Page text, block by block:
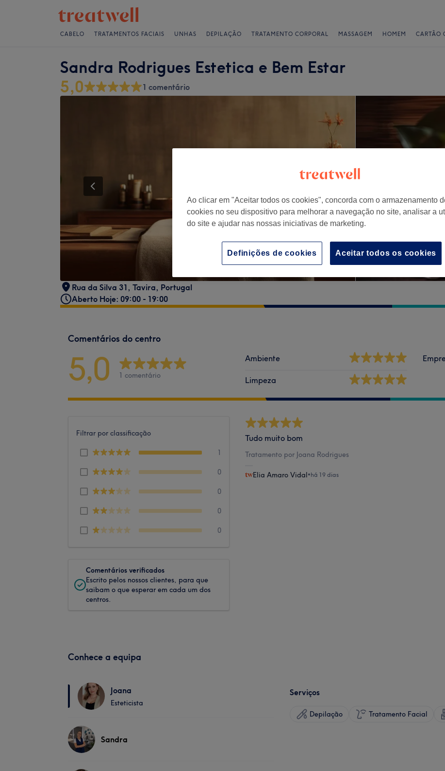
CABELO TRATAMENTOS FACIAIS UNHAS DEPILAÇÃO TRATAMENTO CORPORAL MASSAGEM HOMEM CARTÃO
Sandra Rodrigues Estetica e Bem Estar
5,0 1 comentário
Rua da Silva 31, Tavira, Portugal
Aberto Hoje: 09:00 - 19:00
Comentários do centro
5,0 1 comentário
Ambiente
Limpeza
Filtrar por classificação
1
0
0
0
0
Comentários verificados
Escrito pelos nossos clientes, para que
saibam o que esperar em cada um dos
centros.
Tudo muito bom
Tratamento por Joana Rodrigues
Elia Amaro Vidal•há 19 dias
Conhece a equipa
Joana
Esteticista
Sandra
Serviços
Depilação Tratamento Facial
Ao clicar em "Aceitar todos os cookies", concorda com o armazenamento
cookies no seu dispositivo para melhorar a navegação no site, analisar a
do site e ajudar nas nossas iniciativas de marketing.
Aceitar todos os cookies
Definições de cookies